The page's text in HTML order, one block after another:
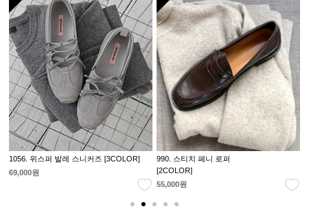
7259. 스웨이드 리본 스트랩 로퍼
[2COLOR]
3325. 러버 메리제인 슈즈
[3TYPE]
49,000원